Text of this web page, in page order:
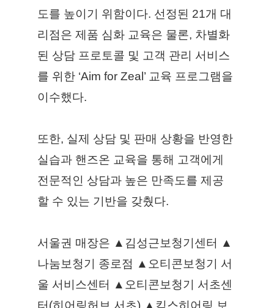
도를 높이기 위함이다. 선정된 21개 대
리점은 제품 심화 교육은 물론, 차별화
된 상담 프로토콜 및 고객 관리 서비스
를 위한 ‘Aim for Zeal’ 교육 프로그램을
이수했다.
또한, 실제 상담 및 판매 상황을 반영한
실습과 핸즈온 교육을 통해 고객에게
전문적인 상담과 높은 만족도를 제공
할 수 있는 기반을 갖췄다.
서울권 매장은 ▲김성근보청기센터 ▲
나눔보청기 종로점 ▲오티콘보청기 서
울 서비스센터 ▲오티콘보청기 서초센
터(히어링허브 서초) ▲킴스히어링 보